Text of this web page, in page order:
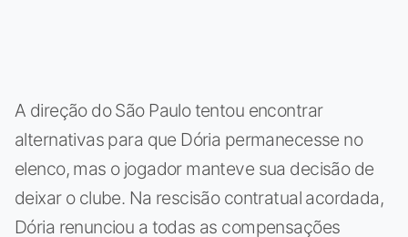
A direção do São Paulo tentou encontrar
alternativas para que Dória permanecesse no
elenco, mas o jogador manteve sua decisão de
deixar o clube. Na rescisão contratual acordada,
Dória renunciou a todas as compensações